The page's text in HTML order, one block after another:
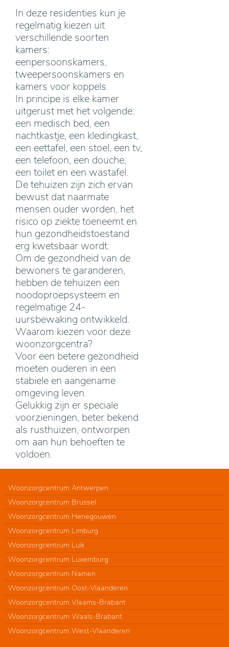
In deze residenties kun je
regelmatig kiezen uit
verschillende soorten
kamers:
eenpersoonskamers,
tweepersoonskamers en
kamers voor koppels.
In principe is elke kamer
uitgerust met het volgende:
een medisch bed, een
nachtkastje, een kledingkast,
een eettafel, een stoel, een tv,
een telefoon, een douche,
een toilet en een wastafel.
De tehuizen zijn zich ervan
bewust dat naarmate
mensen ouder worden, het
risico op ziekte toeneemt en
hun gezondheidstoestand
erg kwetsbaar wordt.
Om de gezondheid van de
bewoners te garanderen,
hebben de tehuizen een
noodoproepsysteem en
regelmatige 24-
uursbewaking ontwikkeld.
Waarom kiezen voor deze
woonzorgcentra?
Voor een betere gezondheid
moeten ouderen in een
stabiele en aangename
omgeving leven.
Gelukkig zijn er speciale
voorzieningen, beter bekend
als rusthuizen, ontworpen
om aan hun behoeften te
voldoen.
Woonzorgcentrum Antwerpen
Woonzorgcentrum Brussel
Woonzorgcentrum Henegouwen
Woonzorgcentrum Limburg
Woonzorgcentrum Luik
Woonzorgcentrum Luxemburg
Woonzorgcentrum Namen
Woonzorgcentrum Oost-Vlaanderen
Woonzorgcentrum Vlaams-Brabant
Woonzorgcentrum Waals-Brabant
Woonzorgcentrum West-Vlaanderen